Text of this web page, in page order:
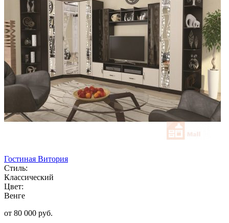
Гостиная Витория
Стиль:
Классический
Цвет:
Венге
от 80 000 руб.